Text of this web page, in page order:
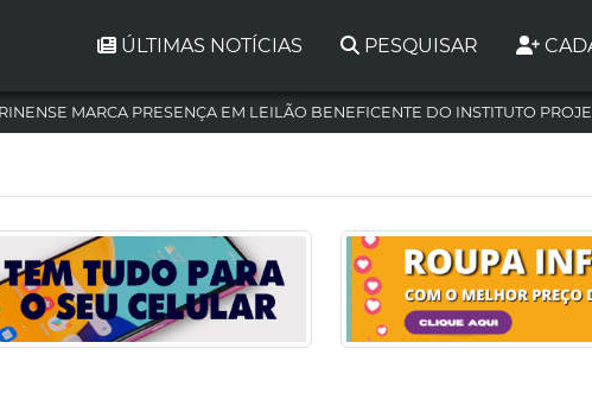
ÚLTIMAS NOTÍCIAS PESQUISAR
MARCA PRESENÇA EM LEILÃO BENEFICENTE DO INSTITUTO